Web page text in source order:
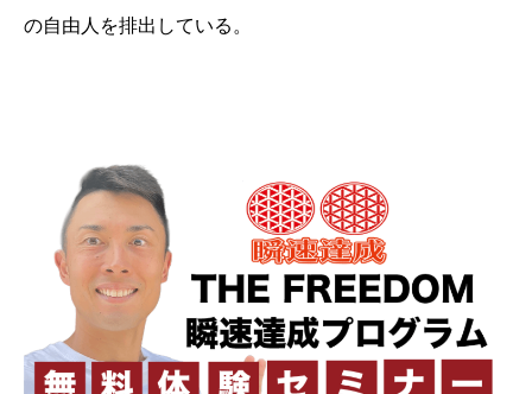
の自由人を排出している。